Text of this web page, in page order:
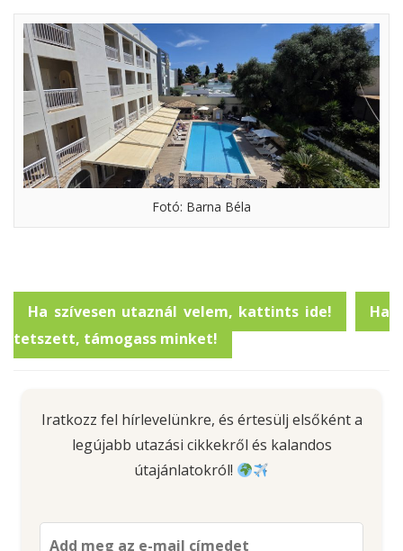
Fotó: Barna Béla
Ha szívesen utaznál velem, kattints ide!
Ha
tetszett, támogass minket!
Iratkozz fel hírlevelünkre, és értesülj elsőként a
legújabb utazási cikkekről és kalandos
útajánlatokról!